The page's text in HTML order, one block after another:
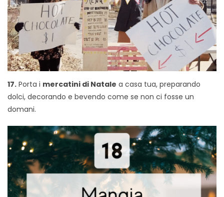
17. Porta i mercatini di Natale a casa tua, preparando
dolci, decorando e bevendo come se non ci fosse un
domani.